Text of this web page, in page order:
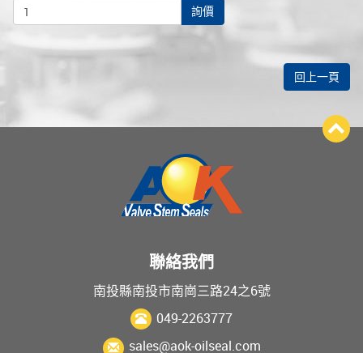
詢價
回上一頁
聯絡我們
南投縣南投市南崗三路24之6號
049-2263777
sales@aok-oilseal.com